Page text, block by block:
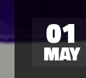
01
MAY